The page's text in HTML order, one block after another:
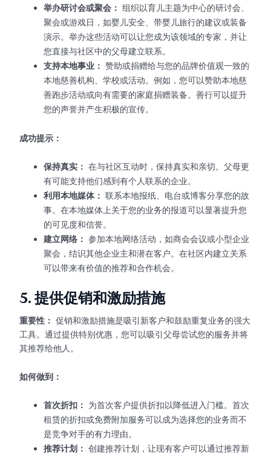
举办研讨会或聚会： 组织以育儿主题为中心的研讨会、
聚会或游戏日，如婴儿安全、带婴儿旅行的建议或装备
演示。举办这些活动可以让您成为该领域的专家，并让
您直接与社区中的父母建立联系。
支持本地事业： 赞助或捐赠给与您的品牌价值观一致的
本地慈善机构、学校或活动。例如，您可以赞助本地慈
善跑步活动或向有需要的家庭捐赠装备。善行可以提升
您的声誉并产生积极的宣传。
成功提示：
保持真实： 在与社区互动时，保持真实和亲切。父母更
有可能支持他们感到有个人联系的企业。
利用本地媒体： 联系本地报纸、电台或博客分享您的故
事。在本地媒体上关于您的业务的报道可以显著提升您
的可见度和信誉。
建立网络： 参加本地网络活动，如商会会议或小型企业
聚会，结识其他企业主和潜在客户。在社区内建立关系
可以带来有价值的推荐和合作机会。
5. 提供促销和激励措施
重要性： 促销和激励措施是吸引新客户和鼓励重复业务的强大
工具。通过提供特别优惠，您可以吸引父母尝试您的服务并将
其推荐给他人。
如何做到：
首次折扣： 为首次客户提供折扣以降低进入门槛。首次
租赁的折扣或免费附加服务可以成为选择您的业务而不
是竞争对手的有力理由。
推荐计划： 创建推荐计划，让现有客户可以通过推荐新